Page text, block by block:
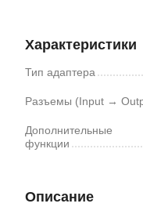
Характеристики
Тип адаптера
Разъемы (Input →
Дополнительные
функции
Описание